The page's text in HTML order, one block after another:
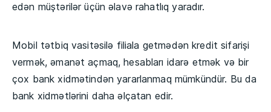
edən müştərilər üçün əlavə rahatlıq yaradır.
Mobil tətbiq vasitəsilə filiala getmədən kredit sifarişi
vermək, əmanət açmaq, hesabları idarə etmək və bir
çox bank xidmətindən yararlanmaq mümkündür. Bu da
bank xidmətlərini daha əlçatan edir.